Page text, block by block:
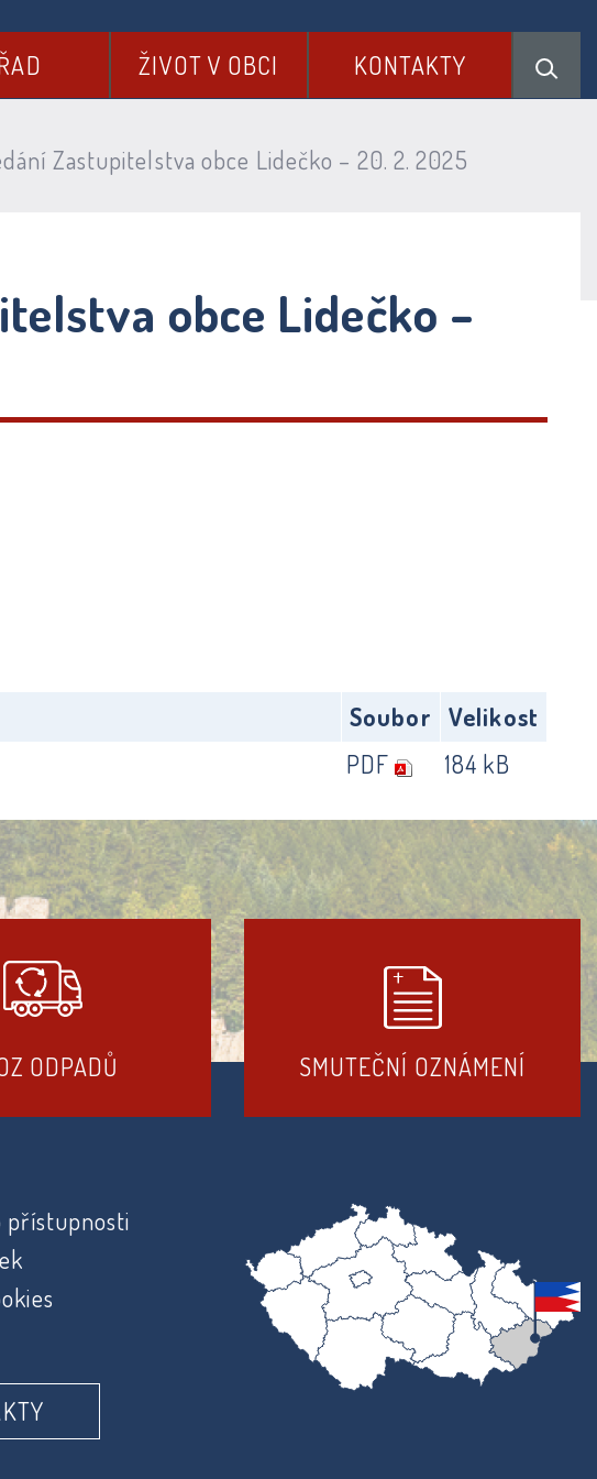
ŽIVOT V OBCI KONTAKTY
Zastupitelstva obce Lidečko – 20. 2. 2025
obce Lidečko –
Soubor
Velikost
PDF 184 kB
ODPADŮ SMUTEČNÍ OZNÁMENÍ
přístupnosti